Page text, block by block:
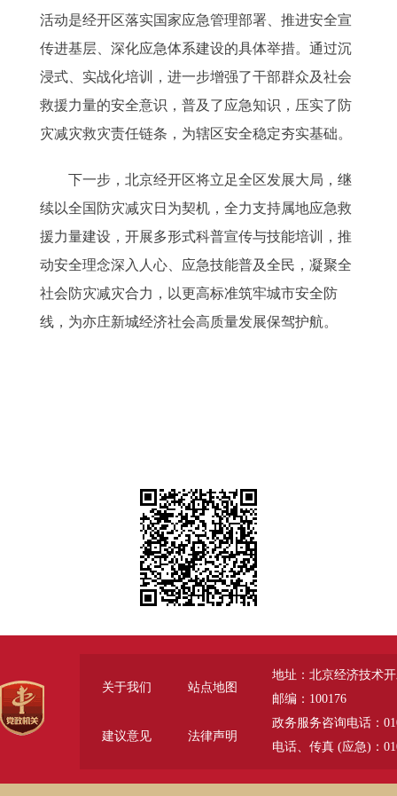
活动是经开区落实国家应急管理部署、推进安全宣
传进基层、深化应急体系建设的具体举措。通过沉
浸式、实战化培训，进一步增强了干部群众及社会
救援力量的安全意识，普及了应急知识，压实了防
灾减灾救灾责任链条，为辖区安全稳定夯实基础。
下一步，北京经开区将立足全区发展大局，继
续以全国防灾减灾日为契机，全力支持属地应急救
援力量建设，开展多形式科普宣传与技能培训，推
动安全理念深入人心、应急技能普及全民，凝聚全
社会防灾减灾合力，以更高标准筑牢城市安全防
线，为亦庄新城经济社会高质量发展保驾护航。
关于我们 站点地图
建议意见 法律声明
地址：北京经济技术
邮编：100176
政务服务咨询电话：
电话、传真 (应急)：